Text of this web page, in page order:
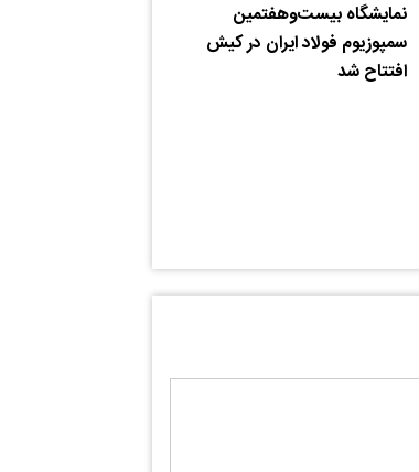
نمایشگاه بیست‌وهفتمین
سمپوزیوم فولاد ایران در کیش
افتتاح شد